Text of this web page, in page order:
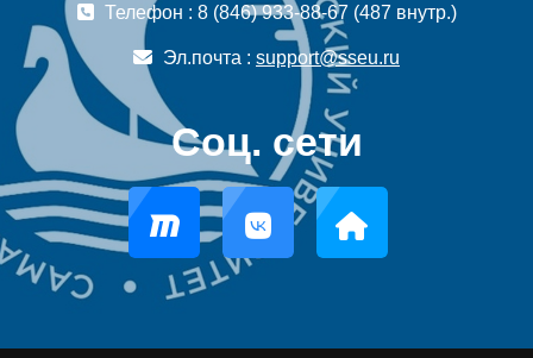
Телефон : 8 (846) 933-88-67 (487 внутр.)
Эл.почта : support@sseu.ru
Соц. сети